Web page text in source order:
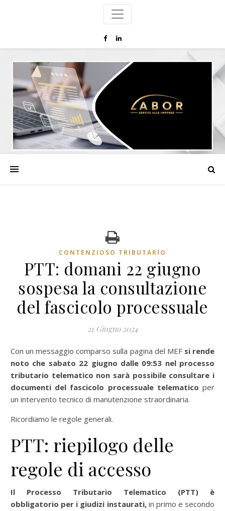
CONTENZIOSO TRIBUTARIO
PTT: domani 22 giugno
sospesa la consultazione
del fascicolo processuale
21 Giugno 2024
Con un messaggio comparso sulla pagina del MEFsi rende
noto che sabato 22 giugno dalle 09:53 nel processo
tributario telematico non sarà possibile consultare i
documenti del fascicolo processuale telematico per
un intervento tecnico di manutenzione straordinaria.
Ricordiamo le regole generali.
PTT: riepilogo delle
regole di accesso
Il Processo Tributario Telematico (PTT) è
obbligatorio per i giudizi instaurati, in primo e secondo